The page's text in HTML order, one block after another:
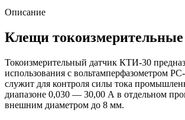
Описание
Клещи
Токоизмерительный датчик КТИ-30
использования с вольтамперфазометром
служит для контроля силы тока
диапазоне 0,030 — 30,00 А в отдельном
внешним диаметром до 8 мм.